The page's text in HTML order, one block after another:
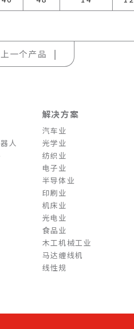
上一个产品
人
解决方案
汽车业
光学业
纺织业
电子业
半导体业
印刷业
机床业
光电业
食品业
木工机械工业
马达缠线机
线性规